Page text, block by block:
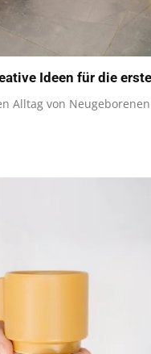
Ideen für die
Alltag von